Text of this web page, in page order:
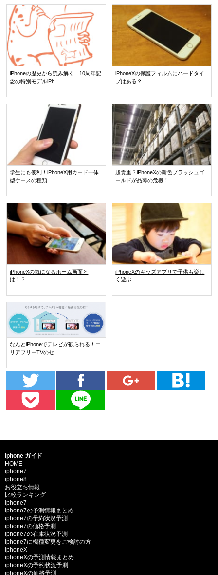
iPhoneの歴史から読み解く 10周年記
念の特別モデルiPh…
iPhoneXの保護フィルムにハードタイ
プはある？
学生にも便利！iPhoneX用カード一体
型ケースの種類
超貴重？iPhoneXの新色ブラッシュゴ
ールドが品薄の危機！
iPhoneXの気になるホーム画面と
は！？
iPhoneXのキッズアプリで子供も楽し
く遊ぶ
なんとiPhoneでテレビが観られる！エ
リアフリーTVのセ…
iphone ガイド
HOME
iphone7
iphone8
お役立ち情報
比較ランキング
iphone7
iphone7の予測情報まとめ
iphone7の予約状況予測
iphone7の価格予測
iphone7の在庫状況予測
iphone7に機種変更をご検討の方
iphoneX
iphoneXの予測情報まとめ
iphoneXの予約状況予測
iphoneXの価格予測